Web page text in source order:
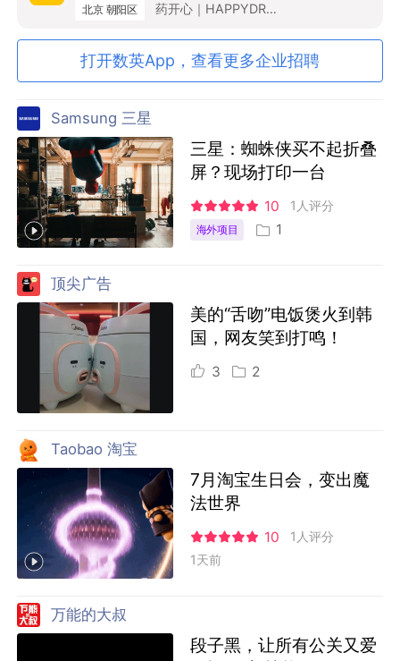
北京 朝阳区 药开心｜HAPPYDRUG
打开数英App，查看更多企业招聘
Samsung 三星
三星：蜘蛛侠买不起折叠
屏？现场打印一台
10 1人评分
海外项目 1
顶尖广告
美的“舌吻”电饭煲火到韩
国，网友笑到打鸣！
3 2
Taobao 淘宝
7月淘宝生日会，变出魔
法世界
10
1人评分
1天前
万能的大叔
段子黑，让所有公关又爱